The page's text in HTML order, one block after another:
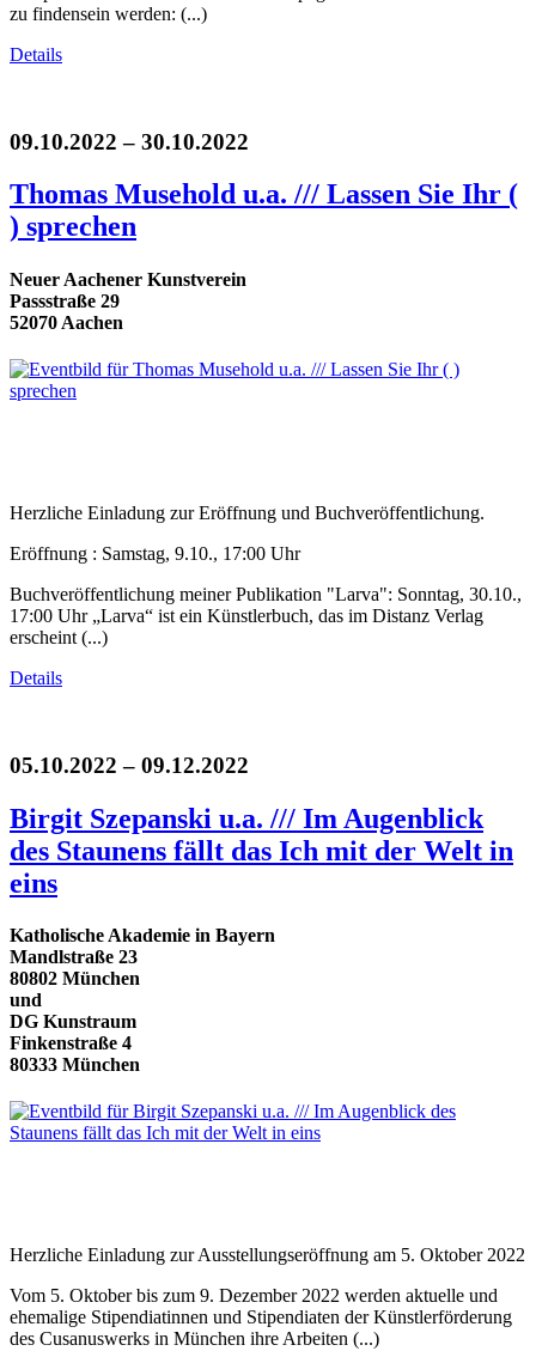
zu findensein werden: (...)
Details
09.10.2022 – 30.10.2022
Thomas Musehold u.a. /// Lassen Sie Ihr (
) sprechen
Neuer Aachener Kunstverein
Passstraße 29
52070 Aachen
Herzliche Einladung zur Eröffnung und Buchveröffentlichung.
Eröffnung : Samstag, 9.10., 17:00 Uhr
Buchveröffentlichung meiner Publikation "Larva": Sonntag, 30.10.,
17:00 Uhr „Larva“ ist ein Künstlerbuch, das im Distanz Verlag
erscheint (...)
Details
05.10.2022 – 09.12.2022
Birgit Szepanski u.a. /// Im Augenblick
des Staunens fällt das Ich mit der Welt in
eins
Katholische Akademie in Bayern
Mandlstraße 23
80802 München
und
DG Kunstraum
Finkenstraße 4
80333 München
Herzliche Einladung zur Ausstellungseröffnung am 5. Oktober 2022
Vom 5. Oktober bis zum 9. Dezember 2022 werden aktuelle und
ehemalige Stipendiatinnen und Stipendiaten der Künstlerförderung
des Cusanuswerks in München ihre Arbeiten (...)